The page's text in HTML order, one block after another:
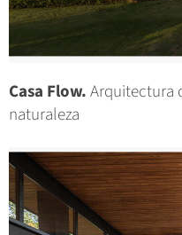
Casa Flow.Arquitectura
naturaleza